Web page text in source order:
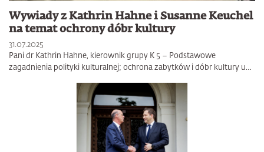
Wywiady z Kathrin Hahne i Susanne Keuchel
na temat ochrony dóbr kultury
31.07.2025
Pani dr Kathrin Hahne, kierownik grupy K 5 – Podstawowe
zagadnienia polityki kulturalnej; ochrona zabytków i dóbr kultury u…